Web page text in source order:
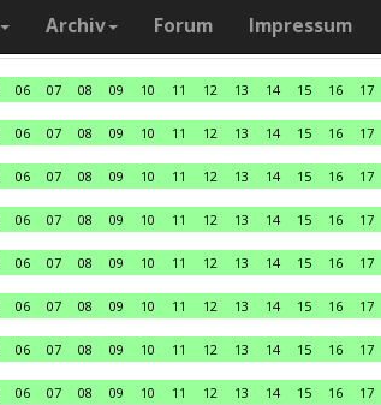
Archiv Forum Impressum
06 07 08 09 10 11 12 13 14 15 16 17
06 07 08 09 10 11 12 13 14 15 16 17
06 07 08 09 10 11 12 13 14 15 16 17
06 07 08 09 10 11 12 13 14 15 16 17
06 07 08 09 10 11 12 13 14 15 16 17
06 07 08 09 10 11 12 13 14 15 16 17
06 07 08 09 10 11 12 13 14 15 16 17
06 07 08 09 10 11 12 13 14 15 16 17